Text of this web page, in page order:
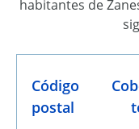
habitantes de
Código
postal